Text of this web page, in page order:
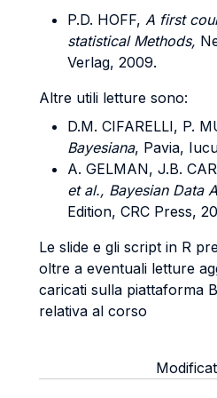
P.D. HOFF, A first
statistical Methods,
Verlag, 2009.
Altre utili letture sono:
D.M. CIFARELLI, P.
Bayesiana, Pavia,
A. GELMAN, J.B.
et al., Bayesian Data
Edition, CRC Press,
Le slide e gli script in R
oltre a eventuali letture
caricati sulla piattaforma
relativa al corso